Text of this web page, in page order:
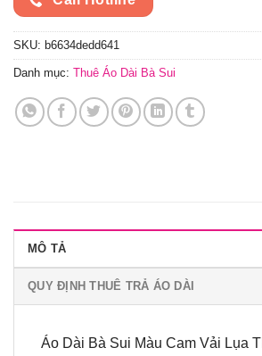
SKU: b6634dedd641
Danh mục: Thuê Áo Dài Bà Sui
MÔ TẢ
QUY ĐỊNH THUÊ TRẢ ÁO DÀI
Áo Dài Bà Sui Màu Cam Vải Lụa